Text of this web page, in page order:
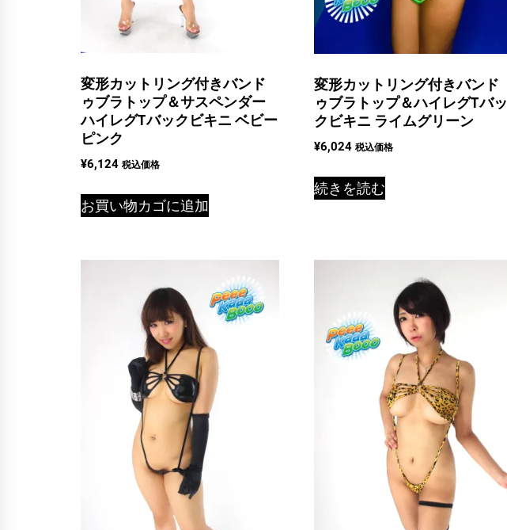
変形カットリング付きバンド
ゥブラトップ＆サスペンダー
ハイレグTバックビキニ ベビー
ピンク
¥6,124 税込価格
お買い物カゴに追加
変形カットリング付きバンド
ゥブラトップ＆ハイレグTバッ
クビキニ ライムグリーン
¥6,024 税込価格
続きを読む